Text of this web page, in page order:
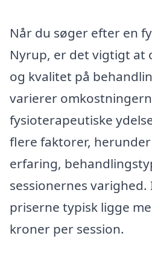
Når du søger efter en
Nyrup, er det vigtigt at
og kvalitet på
varierer
fysioterapeutiske
flere faktorer,
erfaring,
sessionernes varighed.
priserne typisk ligge
kroner per session.